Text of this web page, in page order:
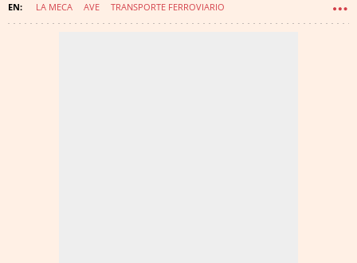
LA MECA AVE TRANSPORTE FERROVIARIO